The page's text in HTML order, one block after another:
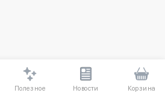
Полезное Новости Корзина